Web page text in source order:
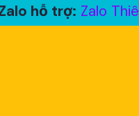
hỗ trợ: Zalo